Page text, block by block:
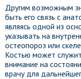
Другим возможным
быть его связь с
являясь одной из
указывать на
остеопороз или
Костью может
внимание на
врачу для